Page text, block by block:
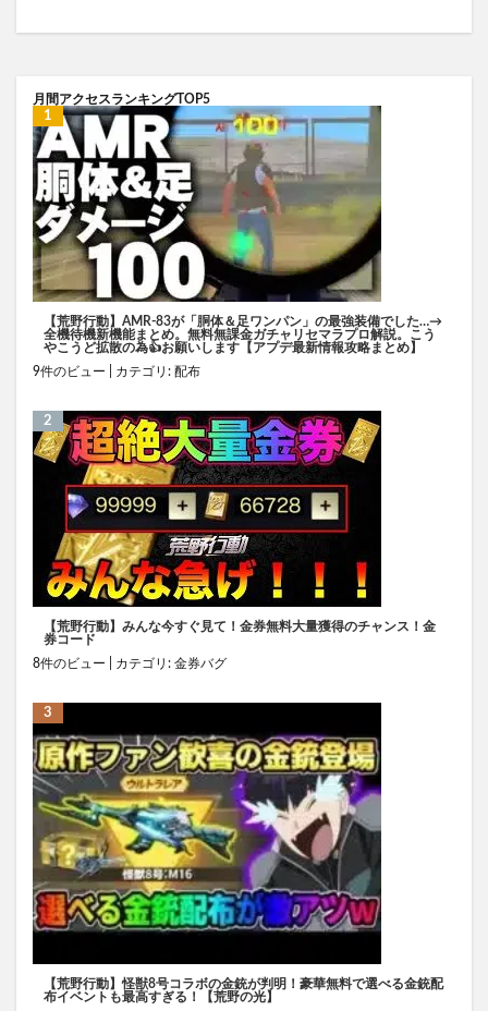
月間アクセスランキングTOP5
【荒野行動】AMR-83が「胴体＆足ワンパン」の最強装備でした…→
全機待機新機能まとめ。無料無課金ガチャリセマラプロ解説。こう
やこうど拡散の為👍お願いします【アプデ最新情報攻略まとめ】
9件のビュー
カテゴリ: 配布
【荒野行動】みんな今すぐ見て！金券無料大量獲得のチャンス！金
券コード
8件のビュー
カテゴリ: 金券バグ
【荒野行動】怪獣8号コラボの金銃が判明！豪華無料で選べる金銃配
布イベントも最高すぎる！【荒野の光】